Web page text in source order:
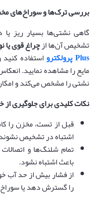
بررسی ترک‌ها و سوراخ‌های
گاهی نشتی‌ها بسیار ریز یا
تشخیص آن‌ها ازچراغ قوی یا
Plus پرولکترو
استفاده
مایع را مشاهده نمایید.
نشتی را مشخص می‌کند و
نکات کلیدی برای جلوگیری از
قبل از تست، مخزن را
اشتباه در تشخیص
تمام شلنگ‌ها و
باعث اشتباه نشود.
از فشار بیش از حد آب
را گسترش دهد یا